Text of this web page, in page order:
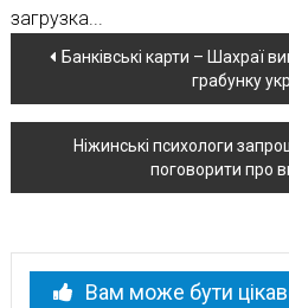
загрузка...
Навігація
по
новині
Банківські карти – Шахраї
грабунку
Ніжинські психологи
поговорити про
Вам може бути